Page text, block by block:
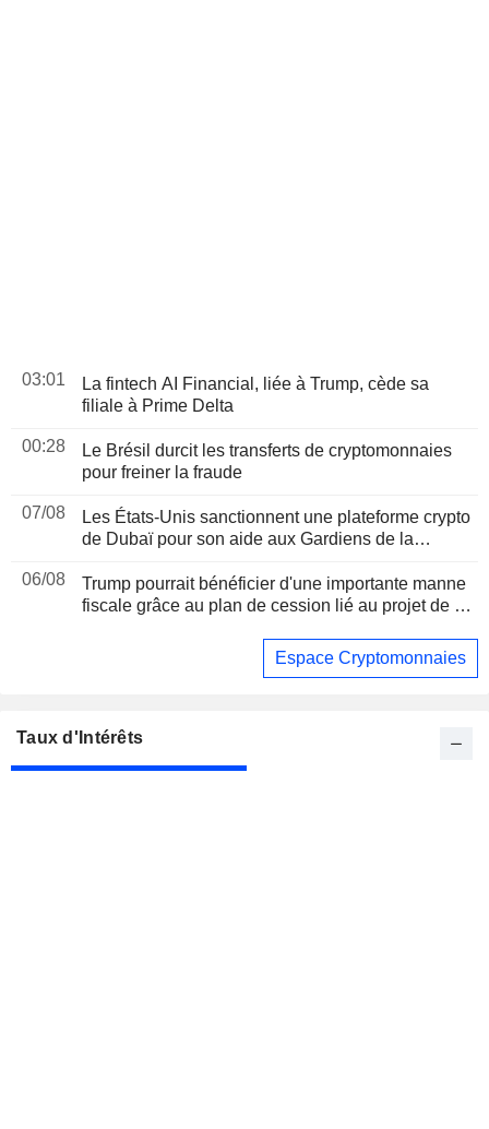
03:01
La fintech AI Financial, liée à Trump, cède sa
filiale à Prime Delta
00:28
Le Brésil durcit les transferts de cryptomonnaies
pour freiner la fraude
07/08
Les États-Unis sanctionnent une plateforme crypto
de Dubaï pour son aide aux Gardiens de la
06/08
Trump pourrait bénéficier d'une importante manne
fiscale grâce au plan de cession lié au projet de loi
Espace Cryptomonnaies
Taux d'Intérêts